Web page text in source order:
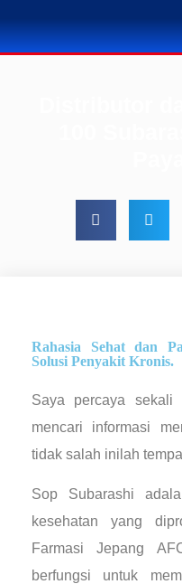
Rahasia Sehat dan
Solusi Penyakit Kronis.
Saya percaya
mencari informasi
tidak salah inilah
Sop Subarashi
kesehatan yang
Farmasi Jepang
berfungsi untuk